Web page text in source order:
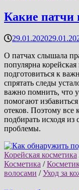
Какие патчи
29.01.2020
О патчах слышала
популярна
подготовиться к
спрятать следы
важно помнить, что у
помогают
отеков. Поэтому все
подбирать исходя из
проблемы.
Корейская косметика
Косметика /
волосами /Уход за